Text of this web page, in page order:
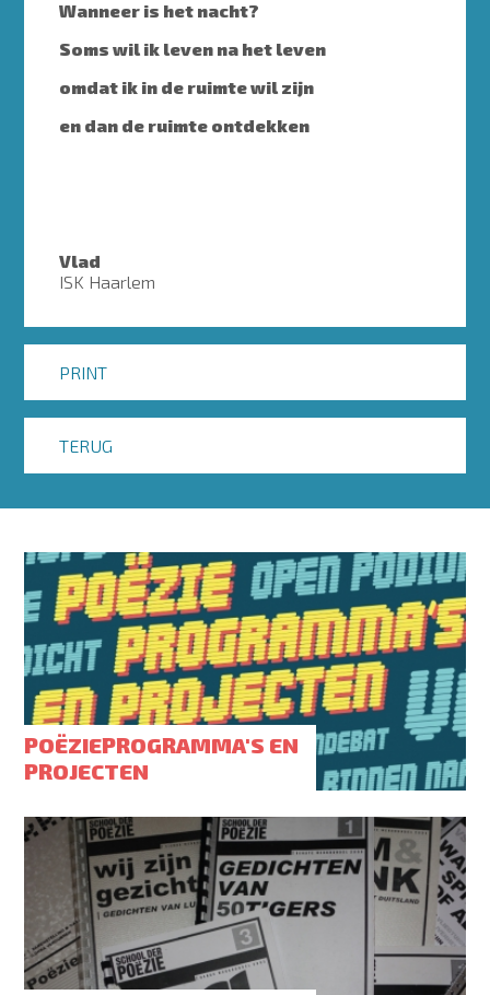
Wanneer is het nacht?
Soms wil ik leven na het leven
omdat ik in de ruimte wil zijn
en dan de ruimte ontdekken
Vlad
ISK Haarlem
PRINT
TERUG
POËZIEPROGRAMMA'S EN
PROJECTEN